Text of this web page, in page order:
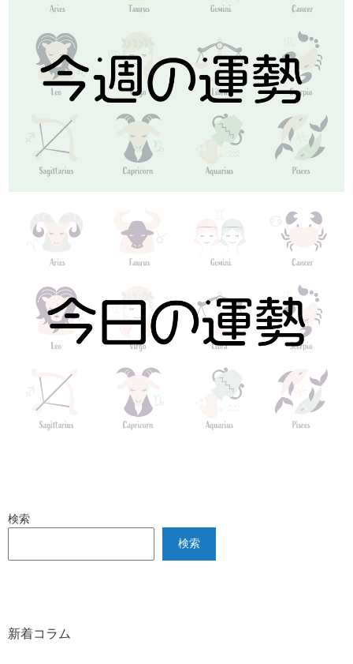
検索
検索
新着コラム